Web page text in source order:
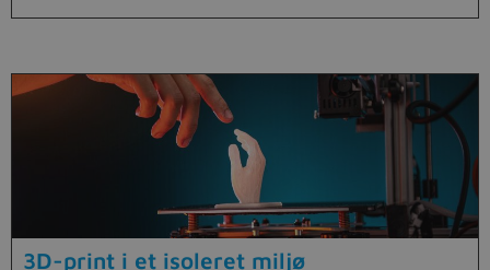
3D-print i et isoleret miljø